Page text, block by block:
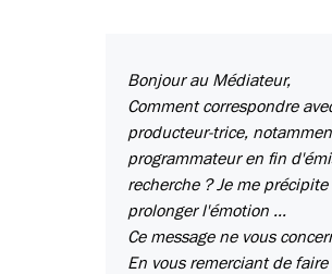
Bonjour au Médiateur,
Comment correspondre
producteur-trice,
programmateur en fin
recherche ? Je me
prolonger l'émotion ...
Ce message ne vous
En vous remerciant de